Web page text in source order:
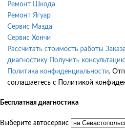
Ремонт Шкода
Ремонт Ягуар
Сервис Мазда
Сервис Хончи
Рассчитать стоимость работы
диагностику
Получить
Политика конфиденциальности.
соглашаетесь с Политикой
Бесплатная диагностика
Выберите автосервис